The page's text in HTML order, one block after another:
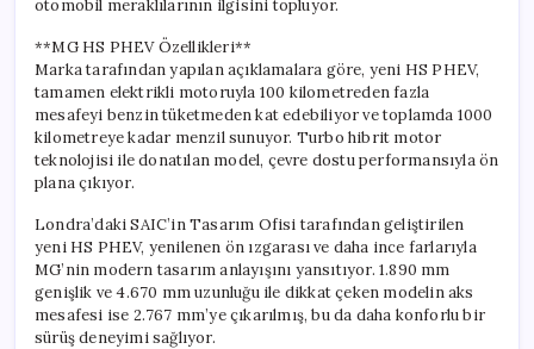
otomobil meraklılarının ilgisini topluyor.
**MG HS PHEV Özellikleri**
Marka tarafından yapılan açıklamalara göre, yeni HS PHEV,
tamamen elektrikli motoruyla 100 kilometreden fazla
mesafeyi benzin tüketmeden kat edebiliyor ve toplamda 1000
kilometreye kadar menzil sunuyor. Turbo hibrit motor
teknolojisi ile donatılan model, çevre dostu performansıyla ön
plana çıkıyor.
Londra’daki SAIC’in Tasarım Ofisi tarafından geliştirilen
yeni HS PHEV, yenilenen ön ızgarası ve daha ince farlarıyla
MG’nin modern tasarım anlayışını yansıtıyor. 1.890 mm
genişlik ve 4.670 mm uzunluğu ile dikkat çeken modelin aks
mesafesi ise 2.767 mm’ye çıkarılmış, bu da daha konforlu bir
sürüş deneyimi sağlıyor.